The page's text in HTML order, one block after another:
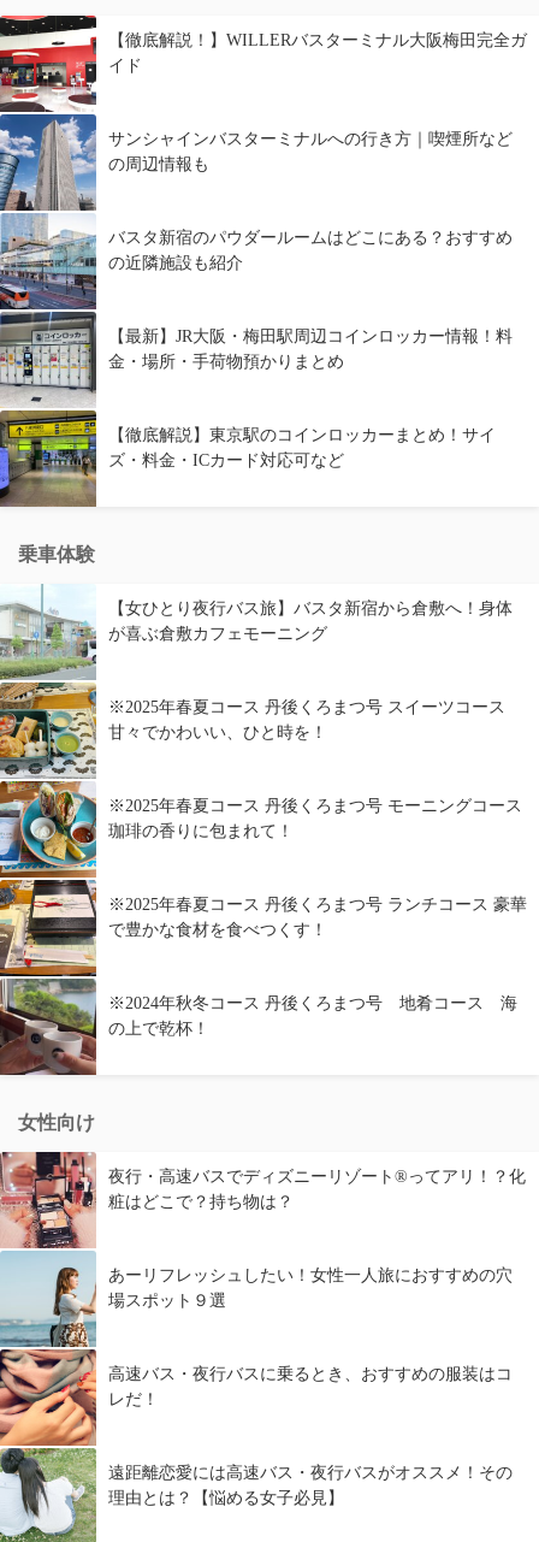
【徹底解説！】WILLERバスターミナル大阪梅田完全ガ
イド
サンシャインバスターミナルへの行き方｜喫煙所など
の周辺情報も
バスタ新宿のパウダールームはどこにある？おすすめ
の近隣施設も紹介
【最新】JR大阪・梅田駅周辺コインロッカー情報！料
金・場所・手荷物預かりまとめ
【徹底解説】東京駅のコインロッカーまとめ！サイ
ズ・料金・ICカード対応可など
乗車体験
【女ひとり夜行バス旅】バスタ新宿から倉敷へ！身体
が喜ぶ倉敷カフェモーニング
※2025年春夏コース 丹後くろまつ号 スイーツコース
甘々でかわいい、ひと時を！
※2025年春夏コース 丹後くろまつ号 モーニングコース
珈琲の香りに包まれて！
※2025年春夏コース 丹後くろまつ号 ランチコース 豪華
で豊かな食材を食べつくす！
※2024年秋冬コース 丹後くろまつ号 地肴コース 海
の上で乾杯！
女性向け
夜行・高速バスでディズニーリゾート®ってアリ！？化
粧はどこで？持ち物は？
あーリフレッシュしたい！女性一人旅におすすめの穴
場スポット９選
高速バス・夜行バスに乗るとき、おすすめの服装はコ
レだ！
遠距離恋愛には高速バス・夜行バスがオススメ！その
理由とは？【悩める女子必見】